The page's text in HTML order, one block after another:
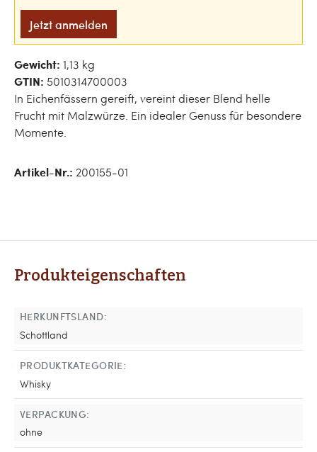
Jetzt anmelden
Gewicht: 1,13 kg
GTIN: 5010314700003
In Eichenfässern gereift, vereint dieser Blend helle
Frucht mit Malzwürze. Ein idealer Genuss für besondere
Momente.
Artikel-Nr.: 200155-01
Produkteigenschaften
HERKUNFTSLAND:
Schottland
PRODUKTKATEGORIE:
Whisky
VERPACKUNG:
ohne